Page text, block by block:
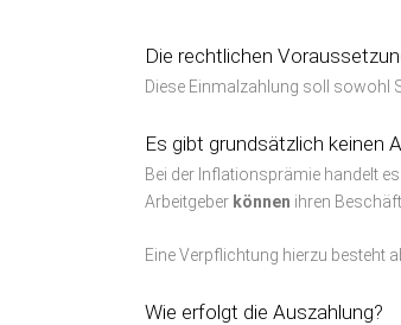
Die rechtlichen
Diese Einmalzahlung soll sowohl
Es gibt grundsätzlich keinen
Bei der Inflationsprämie handelt
Arbeitgeber können ihren
Eine Verpflichtung hierzu besteht
Wie erfolgt die Auszahlung?